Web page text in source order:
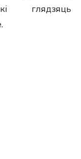
глядзяць